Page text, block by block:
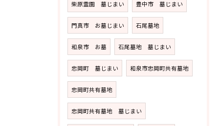
柴原霊園 墓じまい 豊中市 墓じまい
門真市 お墓じまい 石尾墓地
和泉市 お墓 石尾墓地 墓じまい
忠岡町 墓じまい 和泉市忠岡町共有墓地
忠岡町共有墓地
忠岡町共有墓地 墓じまい